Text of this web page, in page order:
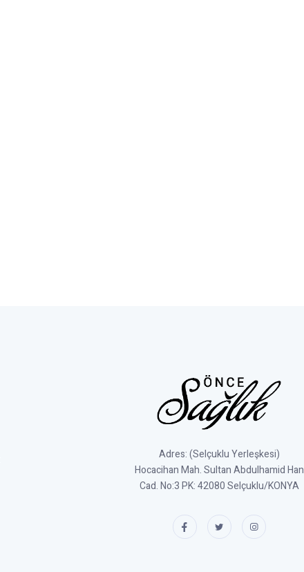
Adres: (Selçuklu Yerleşkesi)
Hocacihan Mah. Sultan Abdulhamid Han
Cad. No:3 PK: 42080 Selçuklu/KONYA